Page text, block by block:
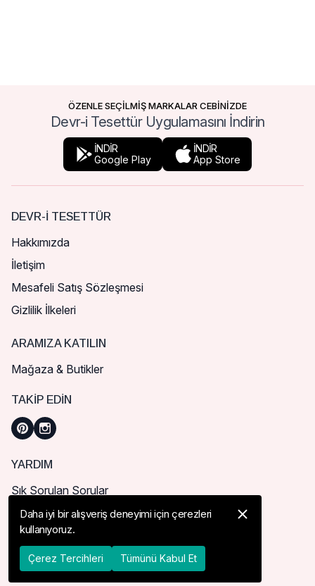
ÖZENLE SEÇİLMİŞ MARKALAR CEBİNİZDE
Devr-i Tesettür Uygulamasını İndirin
İNDİR
Google Play
İNDİR
App Store
DEVR-I TESETTÜR
Hakkımızda
İletişim
Mesafeli Satış Sözleşmesi
Gizlilik İlkeleri
ARAMIZA KATILIN
Mağaza & Butikler
TAKIP EDIN
YARDIM
Sık Sorulan Sorular
Nasıl Sipariş Verebilirim?
Kargo ve Teslimat
İade, İptal ve Değişim
Daha iyi bir alışveriş deneyimi için çerezleri
kullanıyoruz.
Çerez Tercihleri Tümünü Kabul Et